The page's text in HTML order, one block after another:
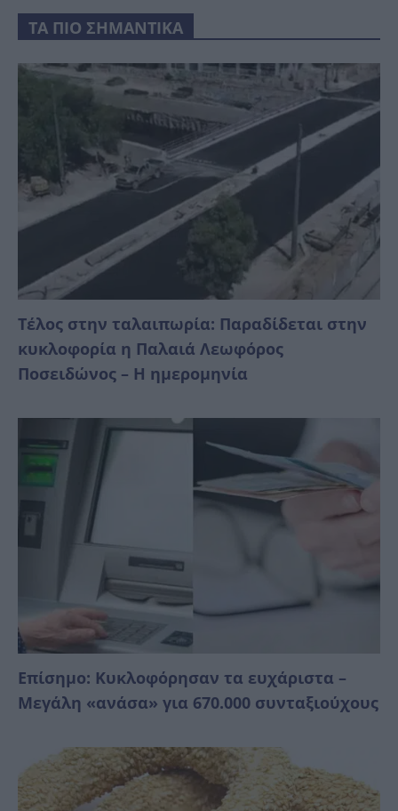
ΤΑ ΠΙΟ ΣΗΜΑΝΤΙΚΑ
Τέλος στην ταλαιπωρία: Παραδίδεται στην
κυκλοφορία η Παλαιά Λεωφόρος
Ποσειδώνος – Η ημερομηνία
Επίσημο: Κυκλοφόρησαν τα ευχάριστα –
Μεγάλη «ανάσα» για 670.000 συνταξιούχους